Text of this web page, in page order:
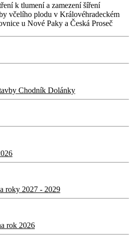
k tlumení a zamezení šíření
včelího plodu v Královéhradeckém
u Nové Paky a Česká Proseč
Chodník Dolánky
roky 2027 - 2029
rok 2026